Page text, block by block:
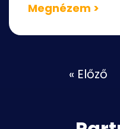
Megnézem >
« Előző